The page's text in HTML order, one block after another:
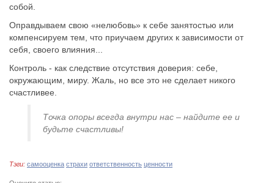
собой.
Оправдываем свою «нелюбовь» к себе занятостью или
компенсируем тем, что приучаем других к зависимости от
себя, своего влияния...
Контроль - как следствие отсутствия доверия: себе,
окружающим, миру. Жаль, но все это не сделает никого
счастливее.
Точка опоры всегда внутри нас – найдите ее и
будьте счастливы!
Тэги: самооценка страхи ответственность ценности